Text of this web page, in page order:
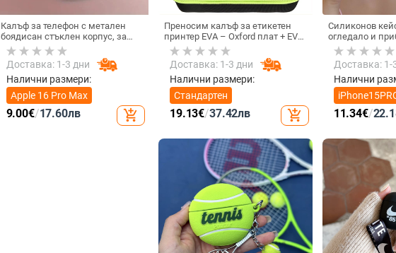
Калъф за телефон с метален
боядисан стъклен корпус, за
iPhone 11–14 Pro Max,
охлаждане, модел YK263
Доставка: 1-3 дни
Налични размери:
Apple 16 Pro Max
9.00€/17.60лв add_shopping_cart
Преносим калъф за етикетен
принтер EVA – Oxford плат + EVA,
горещо пресовано EVA и шиене,
товароподемност 10 кг
Доставка: 1-3 дни
Налични размери:
Стандартен
19.13€/37.42лв add_shopping_cart
Силиконов
огледало и
подвижна
петолъчка,
13–17 Pro/Max
Доставка: 1-
Налични
MAX
11.34€/